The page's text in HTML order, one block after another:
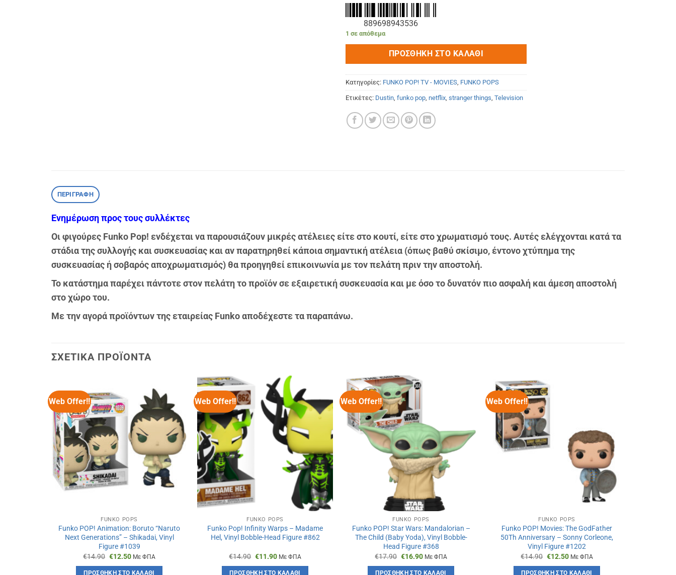
889698943536
1 σε απόθεμα
ΠΡΟΣΘΉΚΗ ΣΤΟ ΚΑΛΆΘΙ
Κατηγορίες: FUNKO POP! TV - MOVIES FUNKO POPS
Ετικέτες: Dustin funko pop netflix stranger things Television
ΠΕΡΙΓΡΑΦΉ
Ενημέρωση προς τους συλλέκτες
Οι φιγούρες Funko Pop! ενδέχεται να παρουσιάζουν μικρές ατέλειες είτε στο κουτί, είτε στο χρωματισμό τους. Αυτές ελέγχονται κατά τα
στάδια της συλλογής και συσκευασίας και αν παρατηρηθεί κάποια σημαντική ατέλεια (όπως βαθύ σκίσιμο, έντονο χτύπημα της
συσκευασίας ή σοβαρός αποχρωματισμός) θα προηγηθεί επικοινωνία με τον πελάτη πριν την αποστολή.
Το κατάστημα παρέχει πάντοτε στον πελάτη το προϊόν σε εξαιρετική συσκευασία και με όσο το δυνατόν πιο ασφαλή και άμεση αποστολή
στο χώρο του.
Με την αγορά προϊόντων της εταιρείας Funko αποδέχεστε τα παραπάνω.
ΣΧΕΤΙΚΆ ΠΡΟΪΌΝΤΑ
Web Offer!!
FUNKO POPS
Funko POP! Animation: Boruto “Naruto
Next Generations” – Shikadai, Vinyl
Figure #1039
€14.90 Original
was:
€12.50Η
τιμή
Με ΦΠΑ
ΠΡΟΣΘΉΚΗ ΣΤΟ ΚΑΛΆΘΙ
Web Offer!!
FUNKO POPS
Funko Pop! Infinity Warps – Madame
Hel, Vinyl Bobble-Head Figure #862
€14.90 Original
was:
€11.90Η
τιμή
Με ΦΠΑ
ΠΡΟΣΘΉΚΗ ΣΤΟ ΚΑΛΆΘΙ
Web Offer!!
FUNKO POPS
Funko POP! Star Wars: Mandalorian –
The Child (Baby Yoda), Vinyl Bobble-
Head Figure #368
€17.90 Original
was:
€16.90Η
τιμή
Με ΦΠΑ
ΠΡΟΣΘΉΚΗ ΣΤΟ ΚΑΛΆΘΙ
Web Offer!!
FUNKO POPS
Funko POP! Movies: The GodFather
50Th Anniversary – Sonny Corleone,
Vinyl Figure #1202
€14.90 Original
was:
€12.50Η
τιμή
Με ΦΠΑ
ΠΡΟΣΘΉΚΗ ΣΤΟ ΚΑΛΆΘΙ